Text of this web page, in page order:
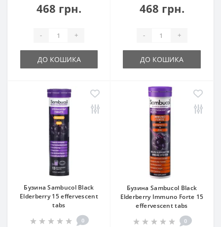
468 грн.
- +
ДО КОШИКА
468 грн.
- +
ДО КОШИКА
Бузина Sambucol Black
Elderberry 15 effervescent
tabs
0
Бузина Sambucol Black
Elderberry Immuno Forte 15
effervescent tabs
0